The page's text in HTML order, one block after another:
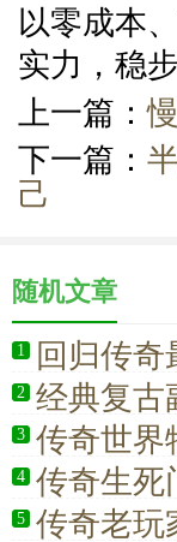
以零成本
实力，稳
上一篇：
下一篇：
己
随机文章
1 回归传奇
2 经典复古
拾热血青春
3 传奇世界
4 传奇生死
5 传奇老玩